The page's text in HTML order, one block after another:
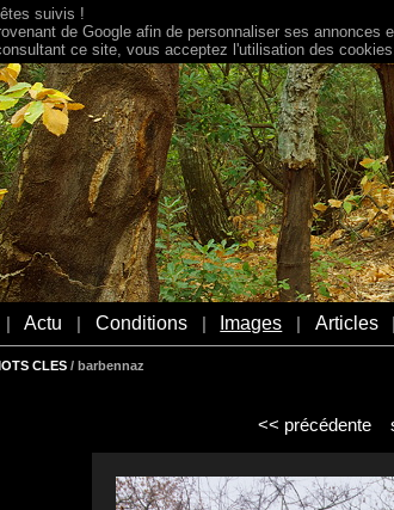
Actu Conditions Images Articles
CLES / barbennaz
<< précédente
suivis !
de Google afin de personnaliser ses
ce site, vous acceptez l'utilisation des